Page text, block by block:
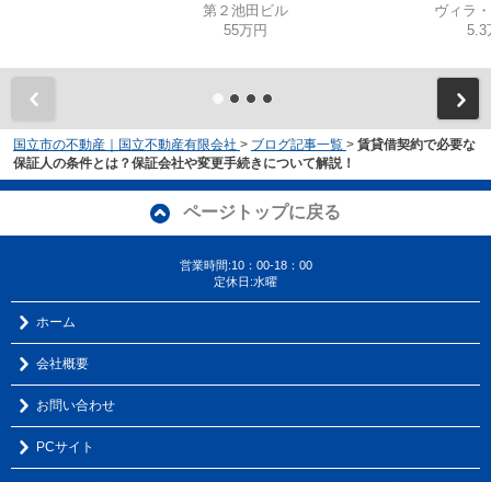
第２池田ビル
55万円
ヴィラ
5.3
国立市の不動産｜国立不動産有限会社 > ブログ記事一覧 > 賃貸借契約で必要な
保証人の条件とは？保証会社や変更手続きについて解説！
ページトップに戻る
営業時間:10：00-18：00
定休日:水曜
ホーム
会社概要
お問い合わせ
PCサイト